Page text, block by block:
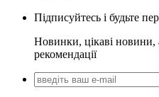
Підписуйтесь і будьте
Новинки, цікаві новини,
рекомендації